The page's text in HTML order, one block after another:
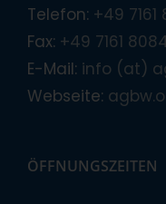
Telefon: +49 7161
Fax: +49 7161
E-Mail: info (at)
Webseite:
ÖFFNUNGSZEITEN